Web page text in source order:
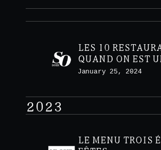
LES 10
QUAND ON EST
January 25, 2024
2023
LE MENU TROIS